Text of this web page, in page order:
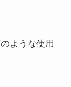
ような使用